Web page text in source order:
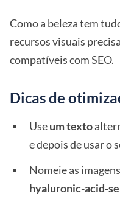
Como a beleza tem
recursos visuais
compatíveis com SEO.
Dicas de
Useum texto
e depois de usar o
Nomeie as
hyaluronic-acid-